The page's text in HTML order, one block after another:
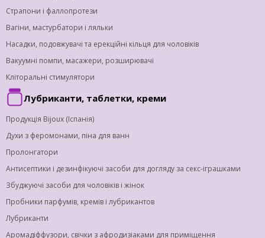
Страпони і фаллопротези
Вагіни, мастурбатори і ляльки
Насадки, подовжувачі та ерекційні кільця для чоловіків
Вакуумні помпи, масажери, розширювачі
Кліторальні стимулятори
Лубриканти, таблетки, креми
Продукція Bijoux (Іспанія)
Духи з феромонами, піна для ванн
Пролонгатори
Антисептики і дезинфікуючі засоби для догляду за секс-іграшками
Збуджуючі засоби для чоловіків і жінок
Пробники парфумів, кремів і лубрикантов
Лубриканти
Аромадіффузори, свічки з афродизіаками для приміщення